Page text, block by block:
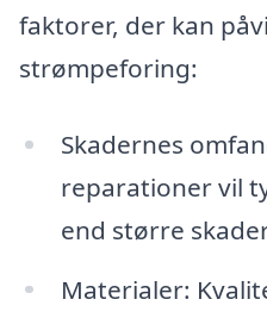
faktorer, der kan
strømpeforing:
Skadernes
reparationer vil
end større
Materialer: